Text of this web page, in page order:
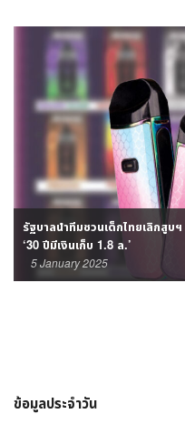
กฟผ. มอบ 3 ส่วนลดพิเศษ เป็นข
16 December 2024
ข้อมูลประจำวัน